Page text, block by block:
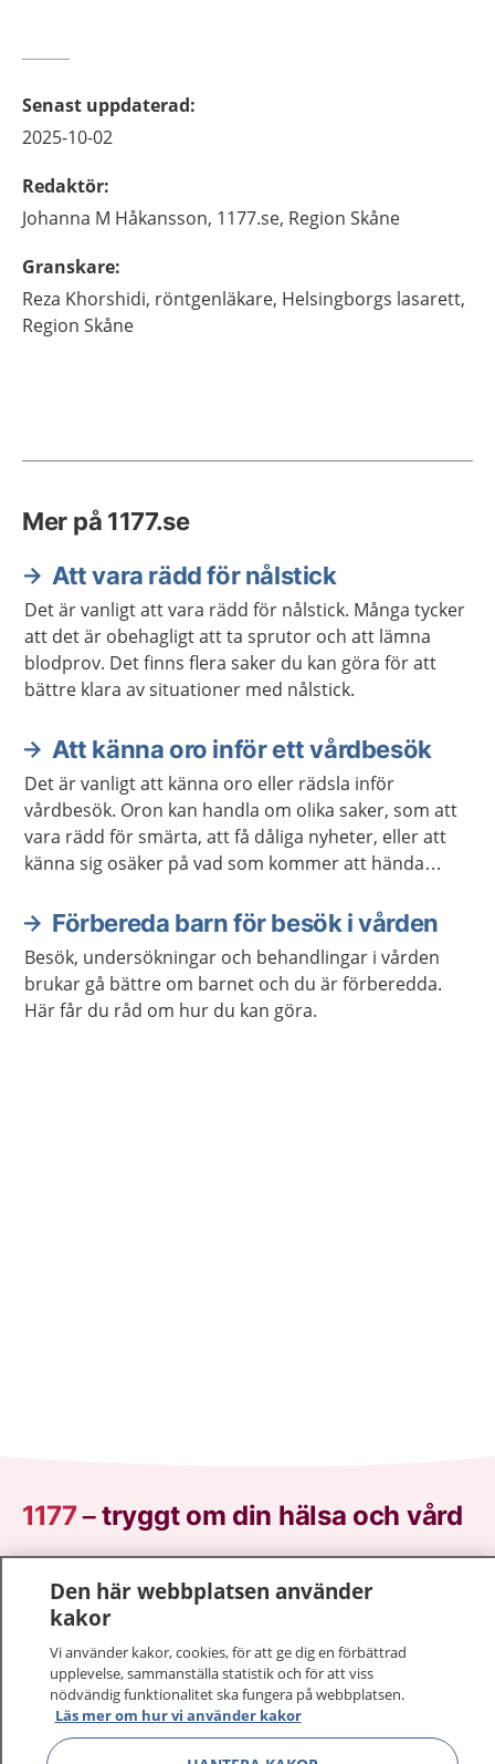
Senast uppdaterad:
2025-10-02
Redaktör:
Johanna M Håkansson, 1177.se, Region Skåne
Granskare:
Reza Khorshidi, röntgenläkare, Helsingborgs lasarett,
Region Skåne
Mer på 1177.se
Att vara rädd för nålstick
Det är vanligt att vara rädd för nålstick. Många tycker
att det är obehagligt att ta sprutor och att lämna
blodprov. Det finns flera saker du kan göra för att
bättre klara av situationer med nålstick.
Att känna oro inför ett vårdbesök
Det är vanligt att känna oro eller rädsla inför
vårdbesök. Oron kan handla om olika saker, som att
vara rädd för smärta, att få dåliga nyheter, eller att
känna sig osäker på vad som kommer att hända
från tidigare vårdbesök som gör dig orolig.
Förbereda barn för besök i vården
Besök, undersökningar och behandlingar i vården
brukar gå bättre om barnet och du är förberedda.
Här får du råd om hur du kan göra.
1177–tryggt om din hälsa och vård
sjukdomar och vilka mottagningar du kan kontakta.
Logga in för att läsa din journal och göra dina
vårdärenden. Ring telefonnummer 1177 för
sjukvårdsrådgivning dygnet runt.
1177 ger dig råd när du vill må bättre.
Den här webbplatsen använder
kakor
Vi använder kakor, cookies, för att ge dig en förbättrad
upplevelse, sammanställa statistik och för att viss
nödvändig funktionalitet ska fungera på webbplatsen.
Läs mer om hur vi använder kakor